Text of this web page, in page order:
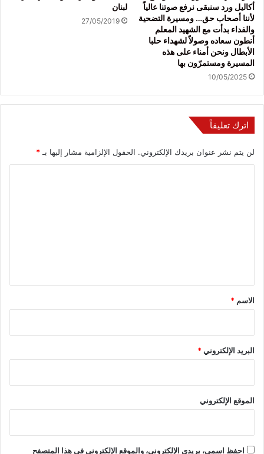
أكاليل ورد سنبقى نرفع صوتنا عالياً
لأننا أصحاب حق… ومسيرة التضحية
والفداء بدأت مع الشهيد المعلم
أنطون سعاده وصولاً لشهداء حلبا
الأبطال ونحن أمناء على هذه
المسيرة ومستمرّون بها
10/05/2025
لبنان
27/05/2019
اترك تعليقاً
لن يتم نشر عنوان بريدك الإلكتروني. الحقول الإلزامية مشار إليها بـ *
*
الاسم *
البريد الإلكتروني*
الموقع الإلكتروني
احفظ اسمي، بريدي الإلكتروني، والموقع الإلكتروني في هذا المتصفح